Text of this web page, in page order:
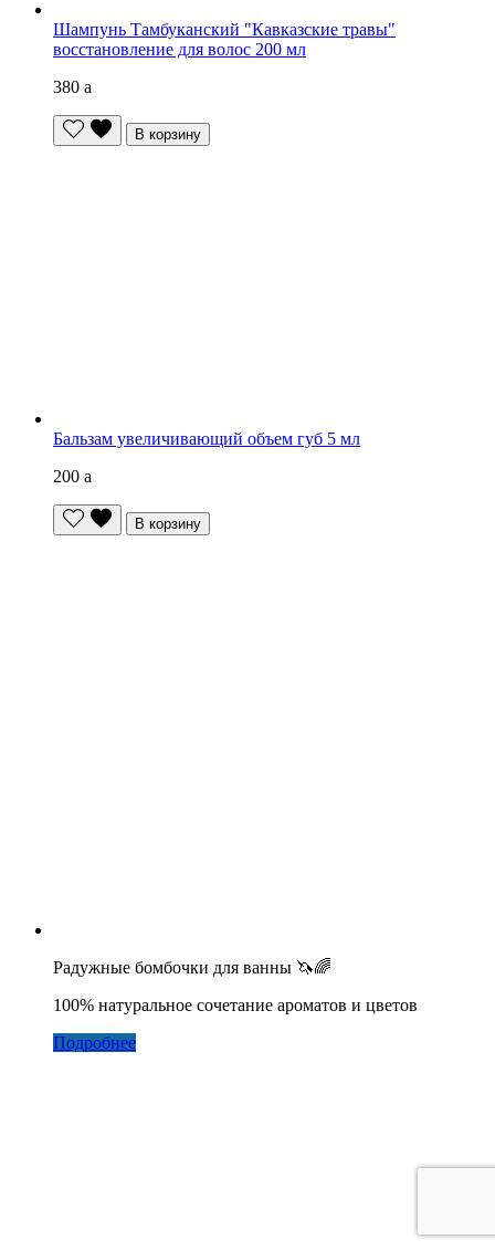
Шампунь Тамбуканский "Кавказские травы"
восстановление для волос 200 мл
380 a
В корзину
Бальзам увеличивающий объем губ 5 мл
200 a
В корзину
Радужные бомбочки для ванны 🦄🌈
100% натуральное сочетание ароматов и цветов
Подробнее